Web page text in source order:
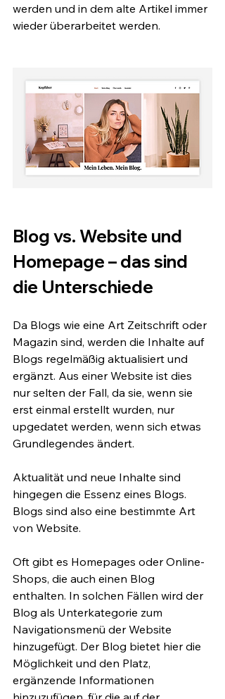
werden und in dem alte Artikel immer
wieder überarbeitet werden.
Blog vs. Website und
Homepage – das sind
die Unterschiede
Da Blogs wie eine Art Zeitschrift oder
Magazin sind, werden die Inhalte auf
Blogs regelmäßig aktualisiert und
ergänzt. Aus einer Website ist dies
nur selten der Fall, da sie, wenn sie
erst einmal erstellt wurden, nur
upgedatet werden, wenn sich etwas
Grundlegendes ändert.
Aktualität und neue Inhalte sind
hingegen die Essenz eines Blogs.
Blogs sind also eine bestimmte Art
von Website.
Oft gibt es Homepages oder Online-
Shops, die auch einen Blog
enthalten. In solchen Fällen wird der
Blog als Unterkategorie zum
Navigationsmenü der Website
hinzugefügt. Der Blog bietet hier die
Möglichkeit und den Platz,
ergänzende Informationen